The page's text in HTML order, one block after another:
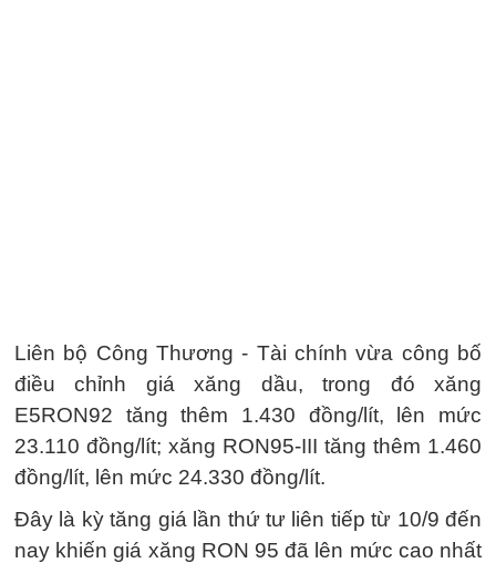
Liên bộ Công Thương - Tài chính vừa công bố
điều chỉnh giá xăng dầu, trong đó xăng
E5RON92 tăng thêm 1.430 đồng/lít, lên mức
23.110 đồng/lít; xăng RON95-III tăng thêm 1.460
đồng/lít, lên mức 24.330 đồng/lít.
Đây là kỳ tăng giá lần thứ tư liên tiếp từ 10/9 đến
nay khiến giá xăng RON 95 đã lên mức cao nhất